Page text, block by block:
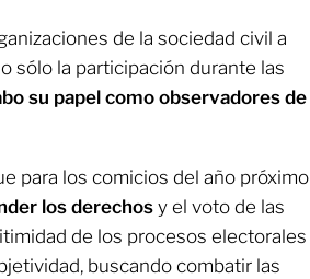
de la sociedad civil a
sólo la participación durante las
su papel como observadores de
para los comicios del año próximo
los derechosy el voto de las
de los procesos electorales
buscando combatir las